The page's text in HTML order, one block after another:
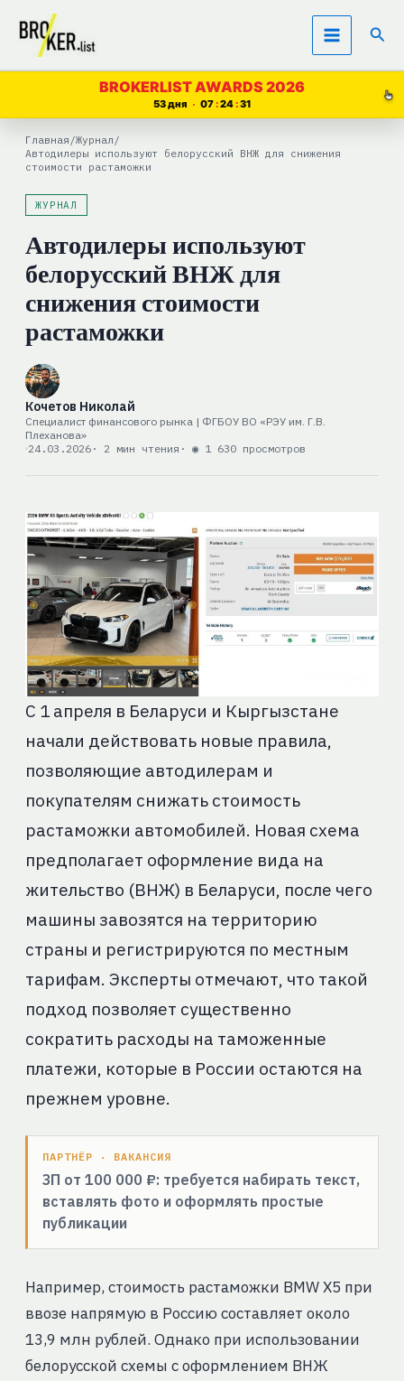
Перейти
содержимому
BROKERLIST AWARDS 2026
53 дня 07 24 30
Главная /Журнал /
Автодилеры используют белорусский ВНЖ для снижения
стоимости растаможки
ЖУРНАЛ
Автодилеры используют
белорусский ВНЖ для
снижения стоимости
растаможки
Кочетов Николай
Специалист финансового рынка | ФГБОУ ВО «РЭУ им. Г.В.
Плеханова»
24.03.2026· 2 мин чтения · ◉ 1 630 просмотров
С 1 апреля в Беларуси и Кыргызстане
начали действовать новые правила,
позволяющие автодилерам и
покупателям снижать стоимость
растаможки автомобилей. Новая схема
предполагает оформление вида на
жительство (ВНЖ) в Беларуси, после чего
машины завозятся на территорию
страны и регистрируются по местным
тарифам. Эксперты отмечают, что такой
подход позволяет существенно
сократить расходы на таможенные
платежи, которые в России остаются на
прежнем уровне.
ПАРТНЁР · ВАКАНСИЯ
ЗП от 100 000 ₽: требуется набирать текст,
вставлять фото и оформлять простые
публикации
Например, стоимость растаможки BMW X5 при
ввозе напрямую в Россию составляет около
13,9 млн рублей. Однако при использовании
белорусской схемы с оформлением ВНЖ